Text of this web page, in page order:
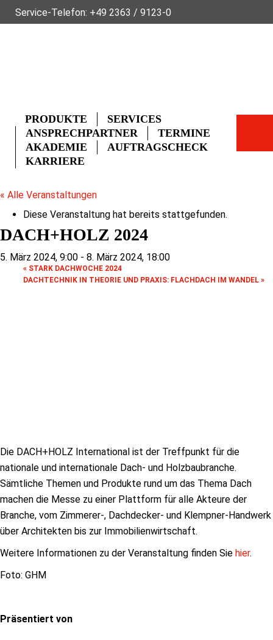
Service-Telefon: +49 2363 / 9123-0
PRODUKTE
SERVICES
ANSPRECHPARTNER
TERMINE
AKADEMIE
AUFTRAGSCHECK
KARRIERE
« Alle Veranstaltungen
Diese Veranstaltung hat bereits stattgefunden.
DACH+HOLZ 2024
5. März 2024, 9:00 - 8. März 2024, 18:00
« STARK DACHWOCHE 2024
DACHTECHNIK IN THEORIE UND PRAXIS: FLACHDACH IM WANDEL »
Die DACH+HOLZ International ist der Treffpunkt für die
nationale und internationale Dach- und Holzbaubranche.
Sämtliche Themen und Produkte rund um das Thema Dach
machen die Messe zu einer Plattform für alle Akteure der
Branche, vom Zimmerer-, Dachdecker- und Klempner-Handwerk
über Architekten bis zur Immobilienwirtschaft.
Weitere Informationen zu der Veranstaltung finden Sie hier.
Foto: GHM
Präsentiert von